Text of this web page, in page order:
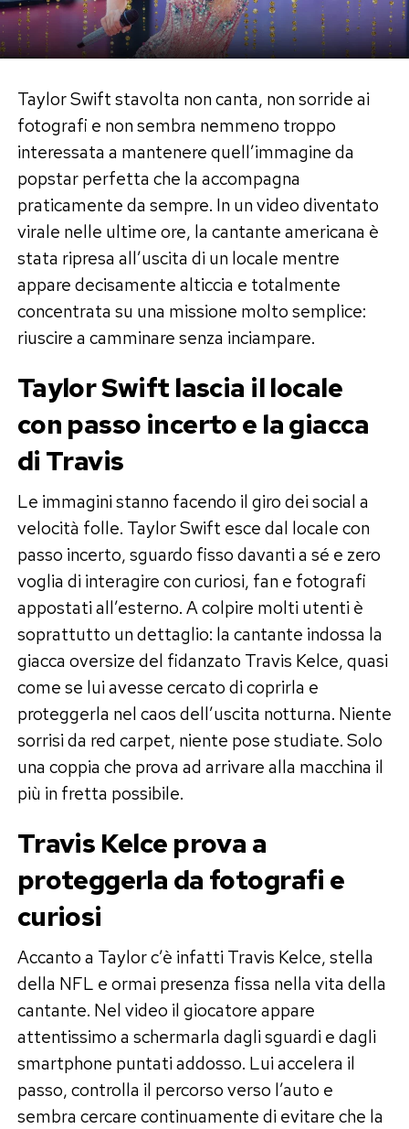
Taylor Swift stavolta non canta, non sorride ai
fotografi e non sembra nemmeno troppo
interessata a mantenere quell’immagine da
popstar perfetta che la accompagna
praticamente da sempre. In un video diventato
virale nelle ultime ore, la cantante americana è
stata ripresa all’uscita di un locale mentre
appare decisamente alticcia e totalmente
concentrata su una missione molto semplice:
riuscire a camminare senza inciampare.
Taylor Swift lascia il locale
con passo incerto e la giacca
di Travis
Le immagini stanno facendo il giro dei social a
velocità folle. Taylor Swift esce dal locale con
passo incerto, sguardo fisso davanti a sé e zero
voglia di interagire con curiosi, fan e fotografi
appostati all’esterno. A colpire molti utenti è
soprattutto un dettaglio: la cantante indossa la
giacca oversize del fidanzato Travis Kelce, quasi
come se lui avesse cercato di coprirla e
proteggerla nel caos dell’uscita notturna. Niente
sorrisi da red carpet, niente pose studiate. Solo
una coppia che prova ad arrivare alla macchina il
più in fretta possibile.
Travis Kelce prova a
proteggerla da fotografi e
curiosi
Accanto a Taylor c’è infatti Travis Kelce, stella
della NFL e ormai presenza fissa nella vita della
cantante. Nel video il giocatore appare
attentissimo a schermarla dagli sguardi e dagli
smartphone puntati addosso. Lui accelera il
passo, controlla il percorso verso l’auto e
sembra cercare continuamente di evitare che la